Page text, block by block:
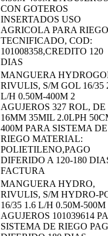
CON GOTEROS
INSERTADOS USO
AGRICOLA PARA RIEGO
TECNIFICADO, COD:
101008358,CREDITO 120
DIAS
MANGUERA
RIVULIS, S/M GOL 16/35
L/H 0.50M-400M 2
AGUJEROS 327 ROL, DE
16MM 35MIL 2.0LPH
400M PARA SISTEMA DE
RIEGO MATERIAL:
POLIETILENO,PAGO
DIFERIDO A 120-180
FACTURA
MANGUERA HYDRO,
RIVULIS, S/M HYDRO-
16/35 1.6 L/H 0.50M-500M
AGUJEROS 101039614
SISTEMA DE RIEGO